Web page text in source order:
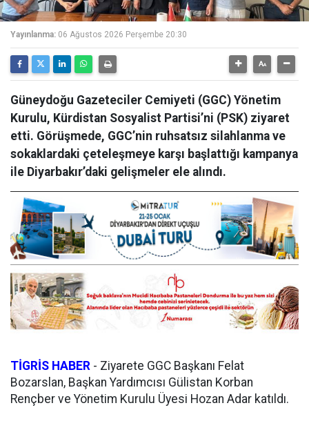
Yayınlanma: 06 Ağustos 2026 Perşembe 20:30
Güneydoğu Gazeteciler Cemiyeti (GGC) Yönetim
Kurulu, Kürdistan Sosyalist Partisi’ni (PSK) ziyaret
etti. Görüşmede, GGC’nin ruhsatsız silahlanma ve
sokaklardaki çeteleşmeye karşı başlattığı kampanya
ile Diyarbakır’daki gelişmeler ele alındı.
TİGRİS HABER - Ziyarete GGC Başkanı Felat
Bozarslan, Başkan Yardımcısı Gülistan Korban
Rençber ve Yönetim Kurulu Üyesi Hozan Adar katıldı.